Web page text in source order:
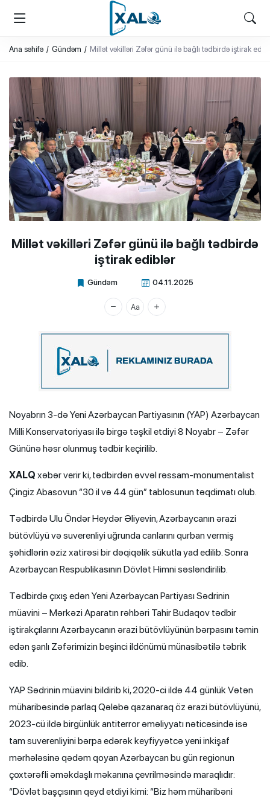
XALQ.ONLINE
ONLAYN PLATFORMA
Ana səhifə Gündəm Millət vəkilləri Zəfər günü ilə bağlı tədbirdə iştirak
Millət vəkilləri Zəfər günü ilə bağlı tədbirdə
iştirak ediblər
Gündəm 04.11.2025
Xalq.Online
Noyabrın 3-də Yeni Azərbaycan Partiyasının (YAP) Azərbaycan
Milli Konservatoriyası ilə birgə təşkil etdiyi 8 Noyabr – Zəfər
Gününə həsr olunmuş tədbir keçirilib.
XALQ xəbər verir ki, tədbirdən əvvəl rəssam-monumentalist
Çingiz Abasovun “30 il və 44 gün” tablosunun təqdimatı olub.
Tədbirdə Ulu Öndər Heydər Əliyevin, Azərbaycanın ərazi
bütövlüyü və suverenliyi uğrunda canlarını qurban vermiş
şəhidlərin əziz xatirəsi bir dəqiqəlik sükutla yad edilib. Sonra
Azərbaycan Respublikasının Dövlət Himni səsləndirilib.
Tədbirdə çıxış edən Yeni Azərbaycan Partiyası Sədrinin
müavini – Mərkəzi Aparatın rəhbəri Tahir Budaqov tədbir
iştirakçılarını Azərbaycanın ərazi bütövlüyünün bərpasını təmin
edən şanlı Zəfərimizin beşinci ildönümü münasibətilə təbrik
edib.
YAP Sədrinin müavini bildirib ki, 2020-ci ildə 44 günlük Vətən
müharibəsində parlaq Qələbə qazanaraq öz ərazi bütövlüyünü,
2023-cü ildə birgünlük antiterror əməliyyatı nəticəsində isə
tam suverenliyini bərpa edərək keyfiyyətcə yeni inkişaf
mərhələsinə qədəm qoyan Azərbaycan bu gün regionun
çoxtərəfli əməkdaşlı məkanına çevrilməsində maraqlıdır:
“Dövlət başçısının qeyd etdiyi kimi: “Biz həm müharibəni